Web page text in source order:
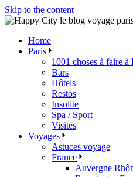
Skip to the content
Home
Paris
1001 choses à faire à
Bars
Hôtels
Restos
Insolite
Spa / Sport
Visites
Voyages
Astuces voyage
France
Auvergne